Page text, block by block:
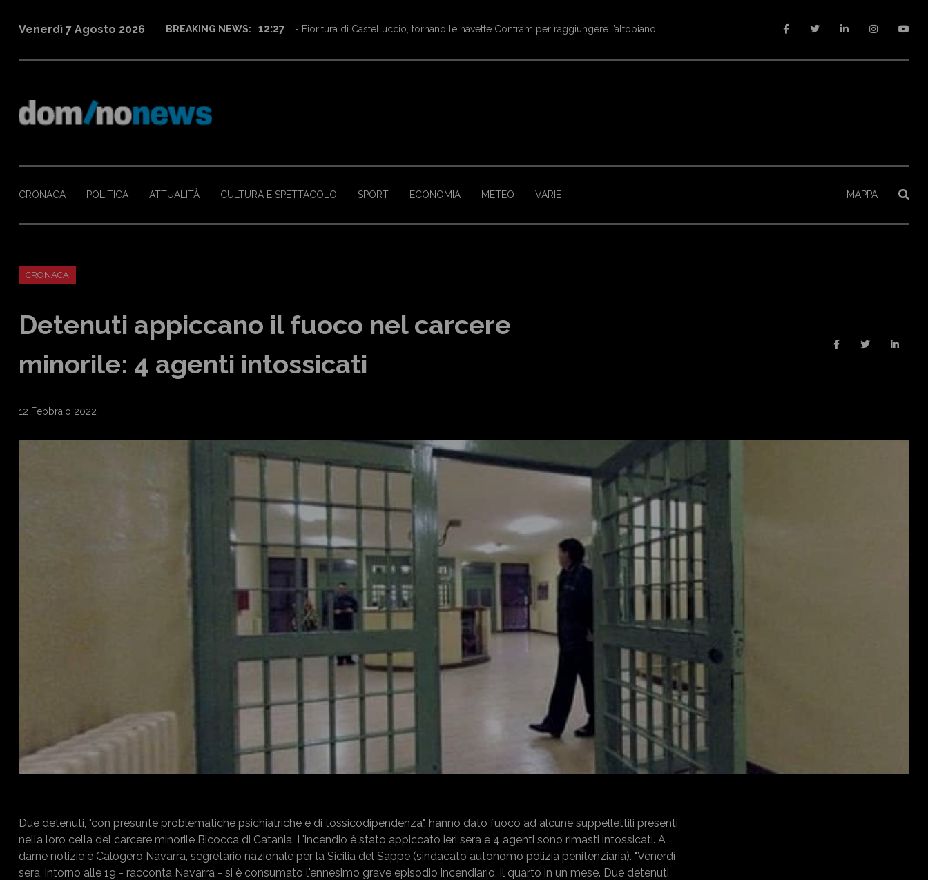
Venerdì 7 Agosto 2026 BREAKING NEWS: 12:27 - Fioritura di Castelluccio, tornano le navette Contram per raggiungere l’altopiano
CRONACA POLITICA ATTUALITÀ CULTURA E SPETTACOLO SPORT ECONOMIA METEO VARIE MAPPA
CRONACA
Detenuti appiccano il fuoco nel carcere
minorile: 4 agenti intossicati
12 Febbraio 2022
Due detenuti, "con presunte problematiche psichiatriche e di tossicodipendenza", hanno dato fuoco ad alcune suppellettili presenti
nella loro cella del carcere minorile Bicocca di Catania. L'incendio è stato appiccato ieri sera e 4 agenti sono rimasti intossicati. A
darne notizie è Calogero Navarra, segretario nazionale per la Sicilia del Sappe (sindacato autonomo polizia penitenziaria). "Venerdì
sera, intorno alle 19 - racconta Navarra - si è consumato l'ennesimo grave episodio incendiario, il quarto in un mese. Due detenuti